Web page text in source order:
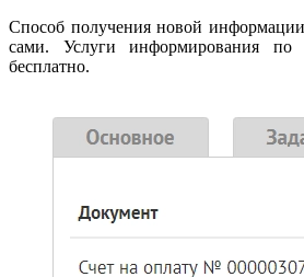
Способ получения новой
сами. Услуги информирования по
бесплатно.